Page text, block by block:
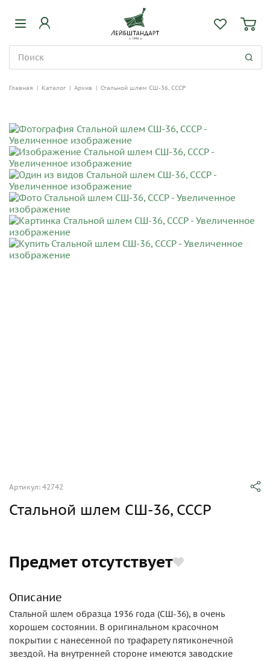
Главная | Каталог | Архив | Стальной шлем СШ-36, СССР
Артикул: 42742
Стальной шлем СШ-36, СССР
Предмет отсутствует
Описание
Стальной шлем образца 1936 года (СШ-36), в очень
хорошем состоянии. В оригинальном красочном
покрытии с нанесенной по трафарету пятиконечной
звездой. На внутренней стороне имеются заводские